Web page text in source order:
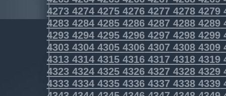
4273427442754276427742784279
4283428442854286428742884289
4293429442954296429742984299
4303430443054306430743084309
4313431443154316431743184319
4323432443254326432743284329
4333433443354336433743384339